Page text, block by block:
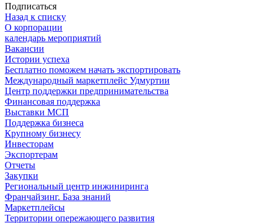
Подписаться
Назад к списку
О корпорации
календарь мероприятий
Вакансии
Истории успеха
Бесплатно поможем начать экспортировать
Международный маркетплейс Удмуртии
Центр поддержки предпринимательства
Финансовая поддержка
Выставки МСП
Поддержка бизнеса
Крупному бизнесу
Инвесторам
Экспортерам
Отчеты
Закупки
Региональный центр инжиниринга
Франчайзинг. База знаний
Маркетплейсы
Территории опережающего развития